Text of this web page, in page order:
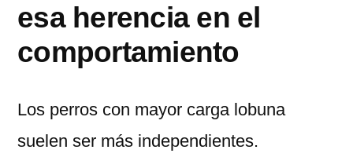
esa herencia en el
comportamiento
Los perros con mayor carga lobuna
suelen ser más independientes.